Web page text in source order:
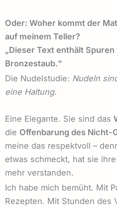
Oder: Woher kommt der
auf meinem Teller?
„Dieser Text enthält
Bronzestaub.“
Die Nudelstudie: Nudeln
eine Haltung.
Eine Elegante. Sie sind das
die Offenbarung des Nicht-
meine das respektvoll –
etwas schmeckt, hat sie
mehr verstanden.
Ich habe mich bemüht. Mit
Rezepten. Mit Stunden des